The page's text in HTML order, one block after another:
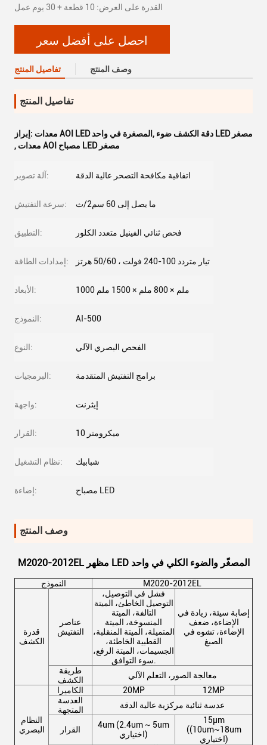
القدرة على العرض: 10 قطعة + 30 يوم عمل
احصل على أفضل سعر
تفاصيل المنتج وصف المنتج
تفاصيل المنتج
إبراز: معدات AOI LED المصغرة في واحد ,
دقة الكشف ضوء LED مصغر
,
معدات AOI مصباح LED مصغر
آلة تصوير: اتفاقية مكافحة التصحر عالية الدقة
سرعة التفتيش: ما يصل إلى 60 سم2/ث
التطبيق: فحص ثنائي الفينيل متعدد الكلور
إمدادات الطاقة: تيار متردد 100-240 فولت ، 50/60 هرتز
الأبعاد: 1000 ملم × 800 ملم × 1500 ملم
النموذج: AI-500
النوع: الفحص البصري الآلي
البرمجيات: برامج التفتيش المتقدمة
واجهة: إيثرنت
القرار: 10 ميكرومتر
نظام التشغيل: شبابيك
إضاءة: مصباح LED
وصف المنتج
M2020-2012EL مظهر LED المصغّر والضوء الكلي في واحد
النموذج M2020-2012EL
قدرة
الكشف
عناصر
التفتيش
فشل في التوصيل،
التوصيل الخاطئ، الميتة
التالفة، الميتة
المنسوخة، الميتة
المتميلة، الميتة المنقلبة،
القطبية الخاطئة،
الجسيمات، الميتة الرفع،
سوء التوافق.
إصابة سيئة، زيادة في
الإضاءة، ضعف
الإضاءة، تشوه في
الصبغ
طريقة
الكشف
معالجة الصور، التعلم الآلي
النظام
البصري
الكاميرا 20MP
12MP
العدسة
المتجهة
عدسة ثنائية مركزية عالية الدقة
القرار
4um (2.4um ~ 5um
اختياري)
15μm
((10um~18um
اختياري)